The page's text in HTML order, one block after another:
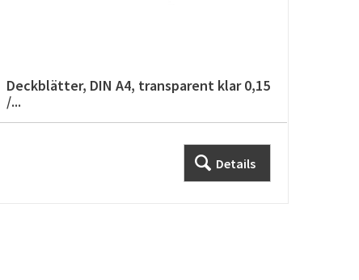
Deckblätter, DIN A4, transparent klar 0,15
/...
Details